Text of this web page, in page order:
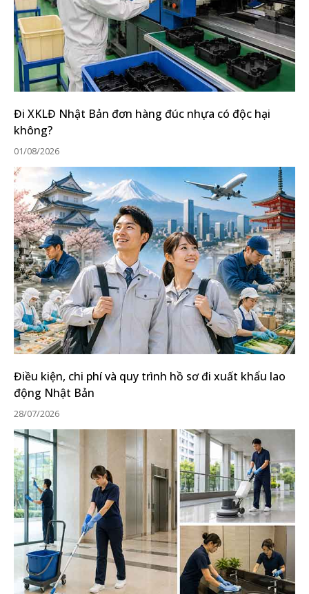
Đi XKLĐ Nhật Bản đơn hàng đúc nhựa có độc hại
không?
01/08/2026
Điều kiện, chi phí và quy trình hồ sơ đi xuất khẩu lao
động Nhật Bản
28/07/2026